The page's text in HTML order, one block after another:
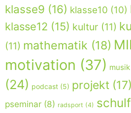
klasse9 (16) klasse10 (10)
klasse12 (15) kultur (11)
(11) mathematik (18)
motivation (37) musik
(24) podcast (5) projekt (17)
pseminar (8) radsport (4)